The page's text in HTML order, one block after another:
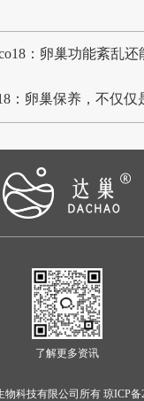
：卵巢功能紊乱还
：卵巢保养，不仅
了解更多资讯
物科技有限公司所有 琼ICP备